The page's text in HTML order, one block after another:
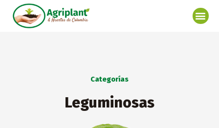
contenido
Categorías
Leguminosas